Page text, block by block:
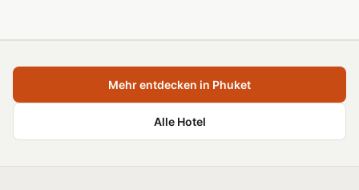
Mehr entdecken in Phuket
Alle Hotel